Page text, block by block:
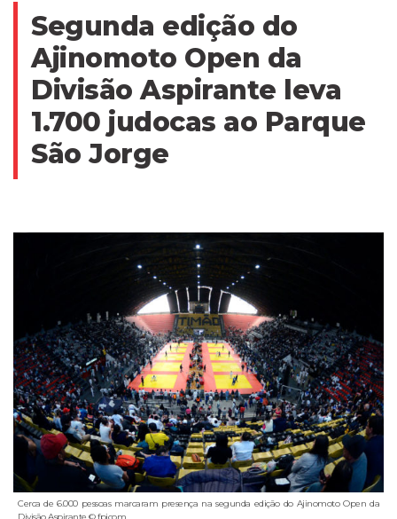
Segunda edição do
Ajinomoto Open da
Divisão Aspirante leva
1.700 judocas ao Parque
São Jorge
Cerca de 6.000 pessoas marcaram presença na segunda edição do Ajinomoto Open da